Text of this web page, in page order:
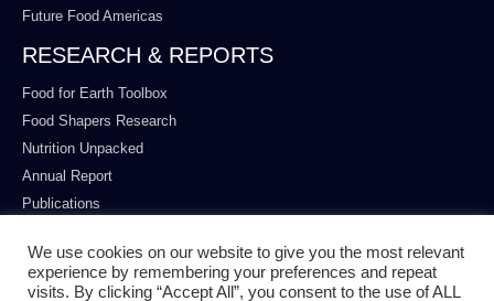
Future Food Americas
RESEARCH & REPORTS
Food for Earth Toolbox
Food Shapers Research
Nutrition Unpacked
Annual Report
Publications
© ALL RIGHTS RESERVED.
We use cookies on our website to give you the most relevant
experience by remembering your preferences and repeat
visits. By clicking “Accept All”, you consent to the use of ALL